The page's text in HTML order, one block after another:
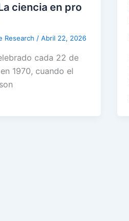
ciencia en pro
Research / Abril 22, 2026
cada 22 de
1970, cuando el